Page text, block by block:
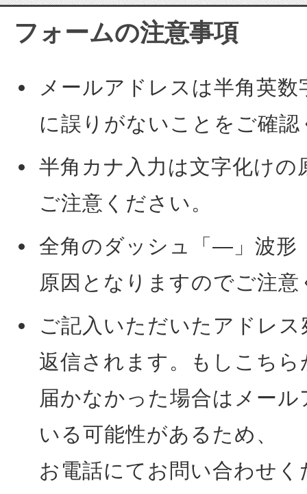
フォームの注意事項
メールアドレスは半角英
に誤りがないことをご確
半角カナ入力は文字化け
ご注意ください。
全角のダッシュ「―」波形
原因となりますのでご注意
ご記入いただいたアドレ
返信されます。もしこちら
届かなかった場合はメー
いる可能性があるため、
お電話にてお問い合わせく